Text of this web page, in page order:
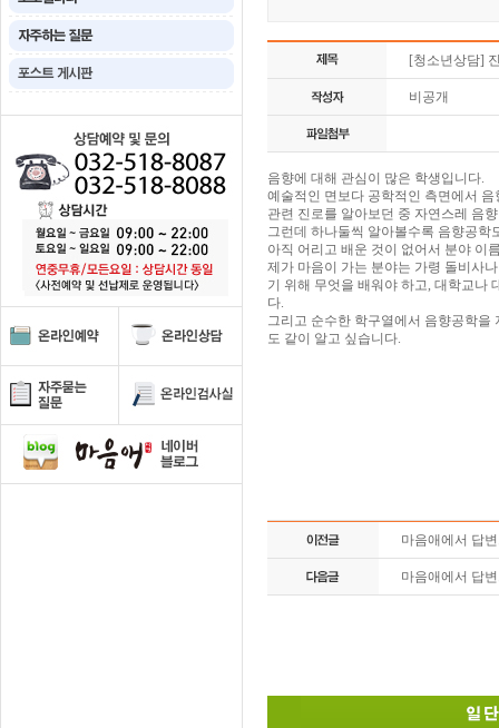
[청소년상담]
비공개
음향에 대해 관심이 많은 학생입니다.
예술적인 면보다 공학적인 측면에서
관련 진로를 알아보던 중 자연스레 음
그런데 하나둘씩 알아볼수록 음향공학
아직 어리고 배운 것이 없어서 분야 이
제가 마음이 가는 분야는 가령 돌비사
기 위해 무엇을 배워야 하고, 대학교나
다.
그리고 순수한 학구열에서 음향공학
도 같이 알고 싶습니다.
마음애에서 답
마음애에서 답